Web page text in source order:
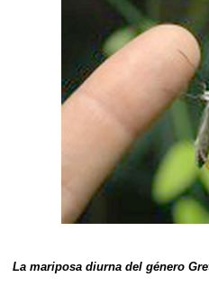
La mariposa diurna del género